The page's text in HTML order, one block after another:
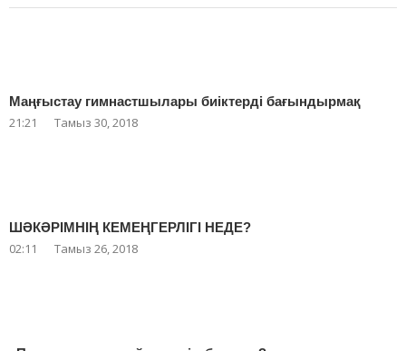
Маңғыстау гимнастшылары биіктерді бағындырмақ
21:21 Тамыз 30, 2018
ШӘКӘРІМНІҢ КЕМЕҢГЕРЛІГІ НЕДЕ?
02:11 Тамыз 26, 2018